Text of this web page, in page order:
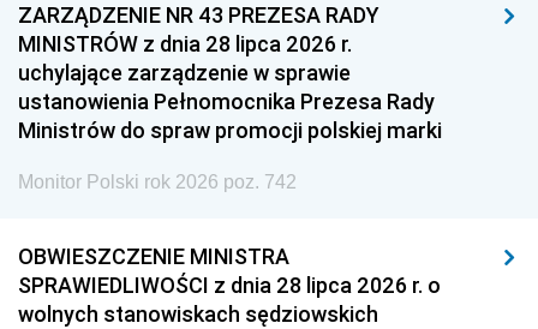
ZARZĄDZENIE NR 43 PREZESA RADY
MINISTRÓW z dnia 28 lipca 2026 r.
uchylające zarządzenie w sprawie
ustanowienia Pełnomocnika Prezesa Rady
Ministrów do spraw promocji polskiej marki
Monitor Polski rok 2026 poz. 742
OBWIESZCZENIE MINISTRA
SPRAWIEDLIWOŚCI z dnia 28 lipca 2026 r. o
wolnych stanowiskach sędziowskich